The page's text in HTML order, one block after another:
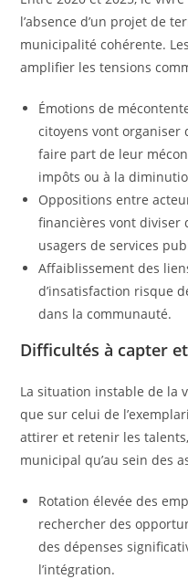
l’absence d’un projet de
municipalité cohérente.
amplifier les tensions
Émotions de
citoyens vont
faire part de leur
impôts ou à la
Oppositions entre
financières vont diviser
usagers de services
Affaiblissement des
d’insatisfaction risque
dans la communauté.
Difficultés à capter
La situation instable de la
que sur celui de
attirer et retenir les
municipal qu’au sein des
Rotation élevée des
rechercher des
des dépenses
l’intégration.